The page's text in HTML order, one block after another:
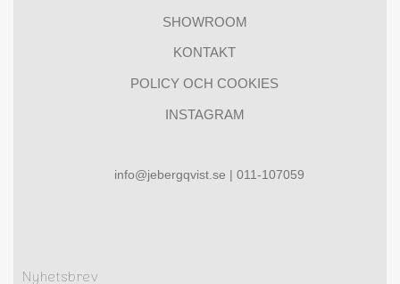
SHOWROOM
KONTAKT
POLICY OCH COOKIES
INSTAGRAM
info@jebergqvist.se | 011-107059
Nyhetsbrev